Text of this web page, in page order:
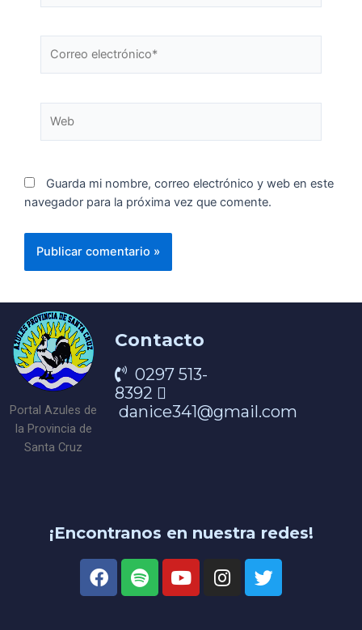
Guarda mi nombre, correo electrónico y web en este
navegador para la próxima vez que comente.
Portal Azules de
la Provincia de
Santa Cruz
Contacto
0297 513-
8392
danice341@gmail.com
¡Encontranos en nuestra redes!